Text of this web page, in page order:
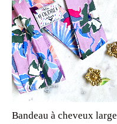
Bandeau à cheveux large